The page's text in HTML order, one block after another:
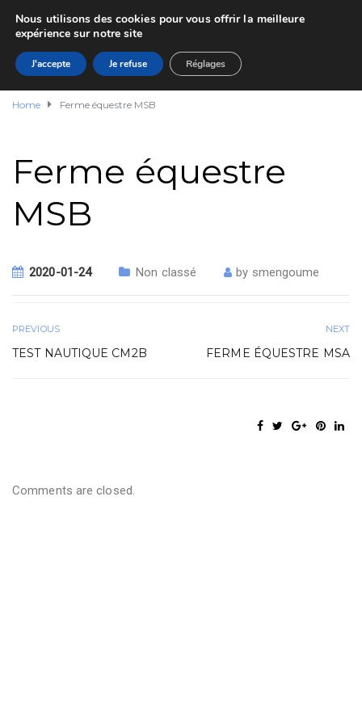
Home Ferme équestre MSB
Ferme équestre
MSB
2020-01-24 Non classé by smengoume
PREVIOUS
TEST NAUTIQUE CM2B
NEXT
FERME ÉQUESTRE MSA
Comments are closed.
Nous utilisons des cookies pour vous offrir la meilleure
expérience sur notre site
J'accepte Je refuse Réglages